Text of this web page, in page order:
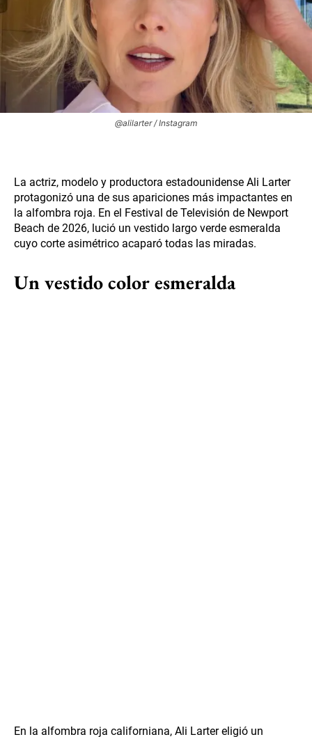
@alilarter / Instagram
La actriz, modelo y productora estadounidense Ali Larter
protagonizó una de sus apariciones más impactantes en
la alfombra roja. En el Festival de Televisión de Newport
Beach de 2026, lució un vestido largo verde esmeralda
cuyo corte asimétrico acaparó todas las miradas.
Un vestido color esmeralda
En la alfombra roja californiana, Ali Larter eligió un